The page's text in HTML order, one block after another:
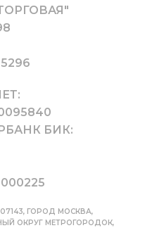
БИК:
ГОРОД МОСКВА,
ОКРУГ МЕТРОГОРОДОК,